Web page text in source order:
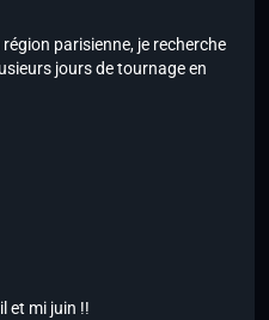
parisienne, je recherche
jours de tournage en
et mi juin !!